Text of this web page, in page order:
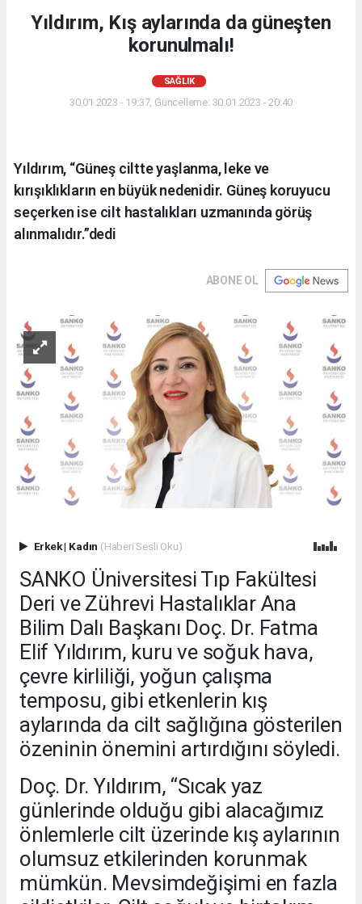
Yıldırım, Kış aylarında da güneşten
korunulmalı!
SAĞLIK
30.01.2023 - 19:37, Güncelleme: 30.01.2023 - 20:40
Yıldırım, “Güneş ciltte yaşlanma, leke ve
kırışıklıkların en büyük nedenidir. Güneş koruyucu
seçerken ise cilt hastalıkları uzmanında görüş
alınmalıdır.”dedi
ABONE OL
Erkek| Kadın (Haberi Sesli Oku)
SANKO Üniversitesi Tıp Fakültesi
Deri ve Zührevi Hastalıklar Ana
Bilim Dalı Başkanı Doç. Dr. Fatma
Elif Yıldırım, kuru ve soğuk hava,
çevre kirliliği, yoğun çalışma
temposu, gibi etkenlerin kış
aylarında da cilt sağlığına gösterilen
özeninin önemini artırdığını söyledi.
Doç. Dr. Yıldırım, “Sıcak yaz
günlerinde olduğu gibi alacağımız
önlemlerle cilt üzerinde kış aylarının
olumsuz etkilerinden korunmak
mümkün. Mevsimdeğişimi en fazla